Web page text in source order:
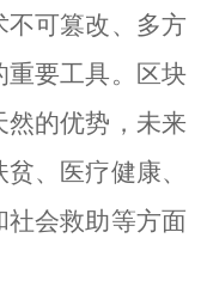
不可篡改、多方
重要工具。区块
的优势，未来
、医疗健康、
会救助等方面